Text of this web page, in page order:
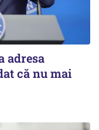
adresa
că nu mai